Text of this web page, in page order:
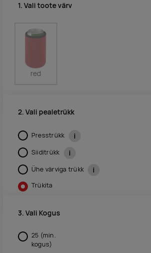
1. Vali toote värv
red
2. Vali pealetrükk
Presstrükk i
Siiditrükk i
Ühe värviga trükk i
Trükita
3. Vali Kogus
25 (min.
kogus)